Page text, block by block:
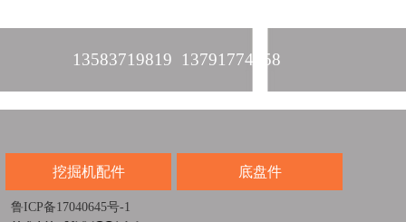
13583719819 13791774458
挖掘机配件 底盘件
鲁ICP备17040645号-1